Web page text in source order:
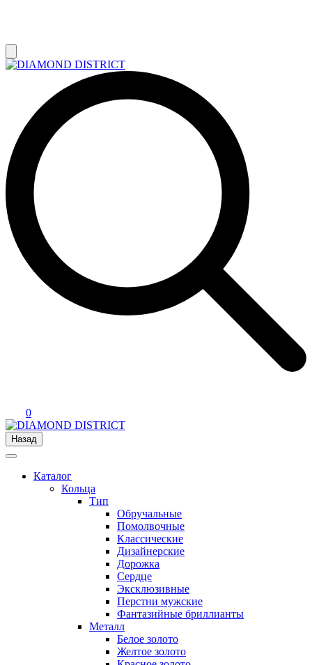
0
Назад
Каталог
Кольца
Тип
Обручальные
Помолвочные
Классические
Дизайнерские
Дорожка
Сердце
Эксклюзивные
Перстни мужские
Фантазийные бриллианты
Металл
Белое золото
Желтое золото